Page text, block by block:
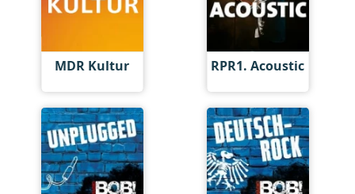
MDR Kultur RPR1. Acoustic